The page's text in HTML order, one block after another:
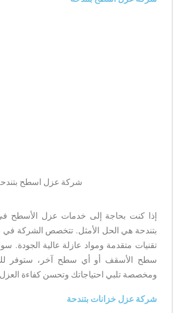
شركة عزل اسطح
إذا كنت بحاجة إلى خدمات عزل الأسطح
بتندحة هي الحل الأمثل. تتخصص الشركة في
تقنيات متقدمة ومواد عازلة عالية الجودة.
سطح الأسقف أو أي سطح آخر، ستوفر لك
ومخصصة تلبي احتياجاتك وتحسن كفاءة
شركة عزل خزانات بتندحة